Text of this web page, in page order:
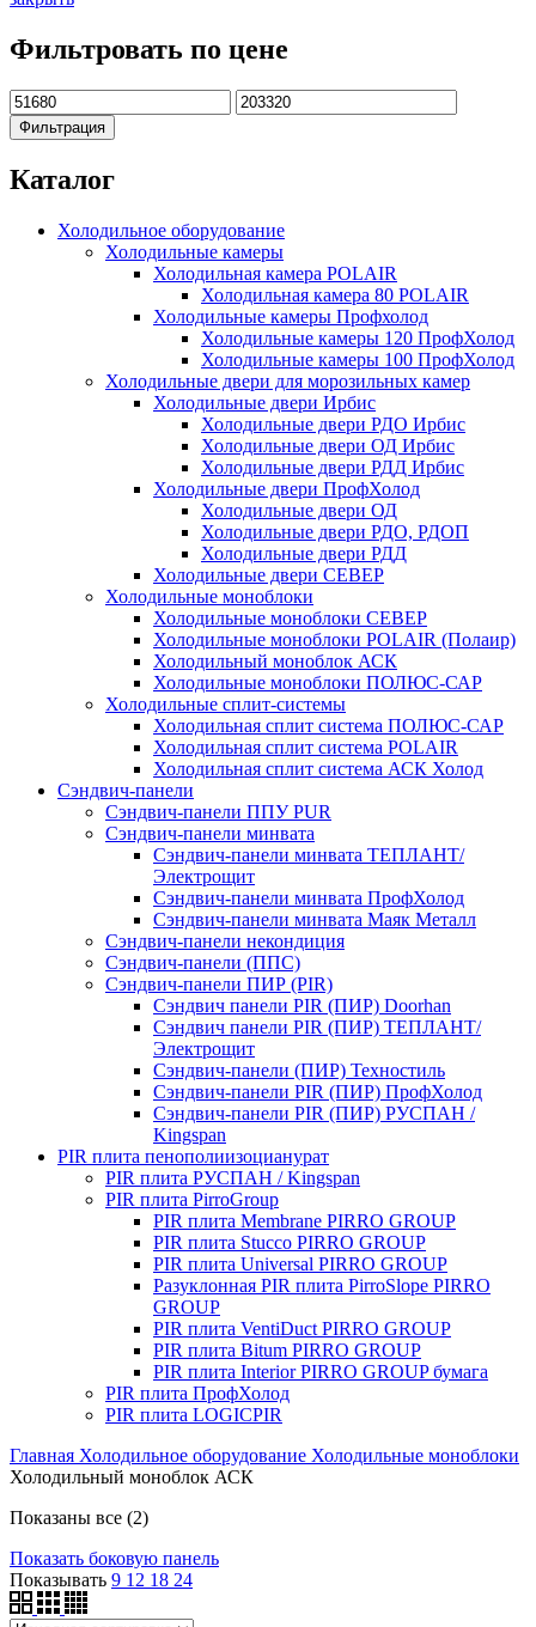
Фильтровать по цене
Минимальная
цена
Максимальная
цена
Фильтрация
Каталог
Холодильное оборудование
Холодильные камеры
Холодильная камера POLAIR
Холодильная камера 80 POLAIR
Холодильные камеры Профхолод
Холодильные камеры 120 ПрофХолод
Холодильные камеры 100 ПрофХолод
Холодильные двери для морозильных камер
Холодильные двери Ирбис
Холодильные двери РДО Ирбис
Холодильные двери ОД Ирбис
Холодильные двери РДД Ирбис
Холодильные двери ПрофХолод
Холодильные двери ОД
Холодильные двери РДО, РДОП
Холодильные двери РДД
Холодильные двери СЕВЕР
Холодильные моноблоки
Холодильные моноблоки СЕВЕР
Холодильные моноблоки POLAIR (Полаир)
Холодильный моноблок АСК
Холодильные моноблоки ПОЛЮС-САР
Холодильные сплит-системы
Холодильная сплит система ПОЛЮС-САР
Холодильная сплит система POLAIR
Холодильная сплит система АСК Холод
Сэндвич-панели
Сэндвич-панели ППУ PUR
Сэндвич-панели минвата
Сэндвич-панели минвата ТЕПЛАНТ/
Электрощит
Сэндвич-панели минвата ПрофХолод
Сэндвич-панели минвата Маяк Металл
Сэндвич-панели некондиция
Сэндвич‑панели (ППС)
Сэндвич-панели ПИР (PIR)
Сэндвич панели PIR (ПИР) Doorhan
Сэндвич панели PIR (ПИР) ТЕПЛАНТ/
Электрощит
Сэндвич‑панели (ПИР) Техностиль
Сэндвич-панели PIR (ПИР) ПрофХолод
Сэндвич-панели PIR (ПИР) РУСПАН /
Kingspan
PIR плита пенополиизоцианурат
PIR плита РУСПАН / Kingspan
PIR плита PirroGroup
PIR плита Membrane PIRRO GROUP
PIR плита Stucco PIRRO GROUP
PIR плита Universal PIRRO GROUP
Разуклонная PIR плита PirroSlope PIRRO
GROUP
PIR плита VentiDuct PIRRO GROUP
PIR плита Bitum PIRRO GROUP
PIR плита Interior PIRRO GROUP бумага
PIR плита ПрофХолод
PIR плита LOGICPIR
Главная Холодильное оборудование Холодильные моноблоки
Холодильный моноблок АСК
Показаны все (2)
Показать боковую панель
Показывать 9 12 18 24